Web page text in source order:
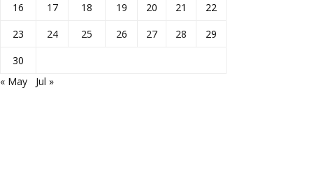
16
17 18 19 20 21
22
23
24 25 26 27 28
29
30
« May
Jul »